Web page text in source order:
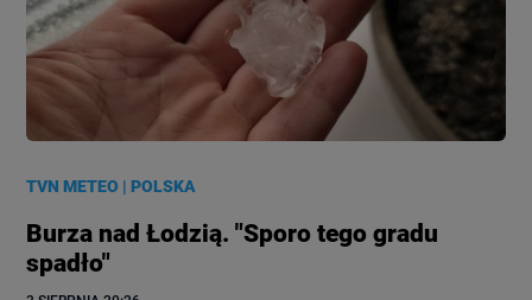
TVN METEO |POLSKA
Burza nad Łodzią. "Sporo tego gradu
spadło"